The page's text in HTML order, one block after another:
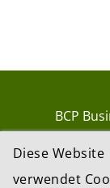
BCP
Diese Website
verwendet